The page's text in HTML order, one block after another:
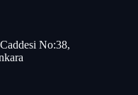
No:38,